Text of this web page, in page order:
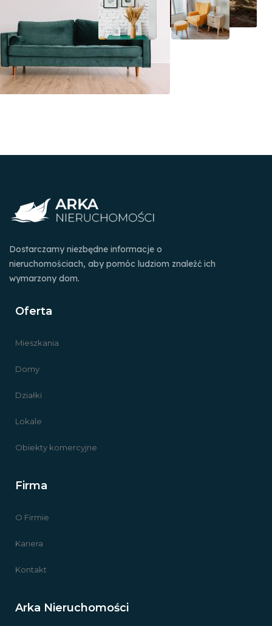
Dostarczamy niezbędne informacje o
nieruchomościach, aby pomóc ludziom znaleźć ich
wymarzony dom.
Oferta
Mieszkania
Domy
Działki
Lokale
Obiekty komercyjne
Firma
O Firmie
Kariera
Kontakt
Arka Nieruchomości